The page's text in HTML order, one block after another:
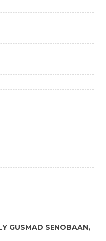
GUSMAD SENOBAAN,